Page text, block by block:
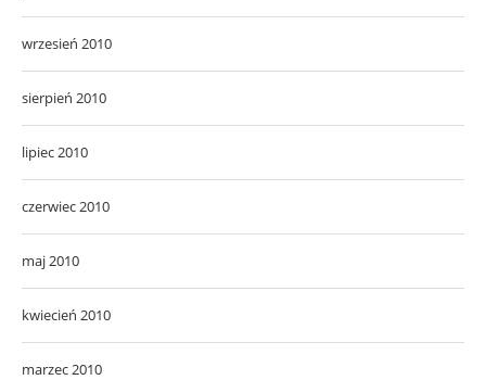
wrzesień 2010
sierpień 2010
lipiec 2010
czerwiec 2010
maj 2010
kwiecień 2010
marzec 2010